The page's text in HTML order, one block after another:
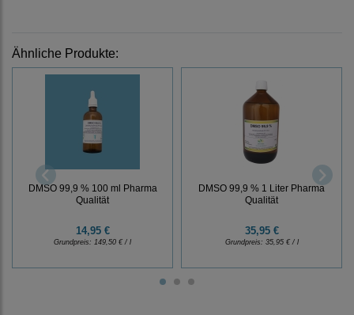
Ähnliche Produkte:
DMSO 99,9 % 100 ml Pharma
Qualität
14,95 €
Grundpreis: 149,50 € / l
DMSO 99,9 % 1 Liter Pharma
Qualität
35,95 €
Grundpreis: 35,95 € / l